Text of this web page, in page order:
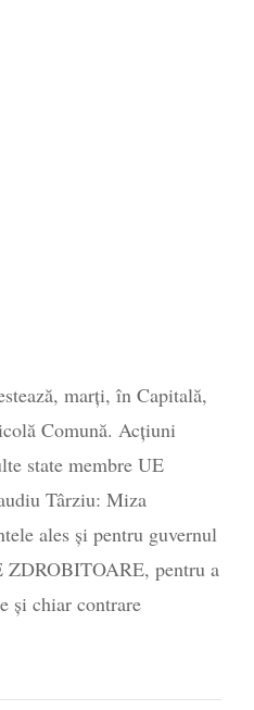
marți, în Capitală,
Comună. Acțiuni
state membre UE
Târziu: Miza
ales și pentru guvernul
ZDROBITOARE, pentru a
și chiar contrare